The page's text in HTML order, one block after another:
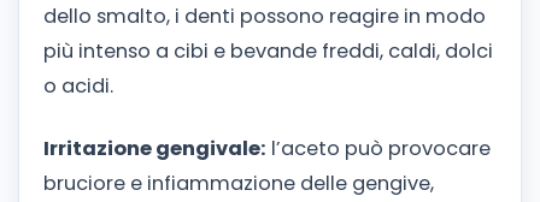
dello smalto, i denti possono reagire in modo
più intenso a cibi e bevande freddi, caldi, dolci
o acidi.
Irritazione gengivale: l’aceto può provocare
bruciore e infiammazione delle gengive,